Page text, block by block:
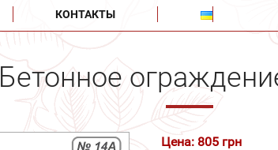
КОНТАКТЫ
Бетонное
Цена: 805 грн